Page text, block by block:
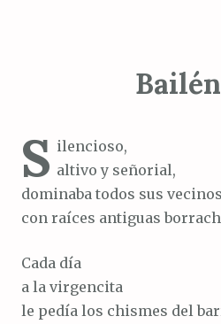
S ilencioso,
altivo y señorial,
dominaba todos sus vecinos
con raíces antiguas
Cada día
a la virgencita
le pedía los chismes del